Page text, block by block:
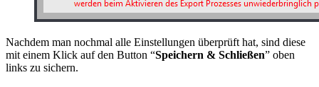
Nachdem man nochmal alle Einstellungen überprüft hat, sind diese
mit einem Klick auf den Button “Speichern & Schließen” oben
links zu sichern.